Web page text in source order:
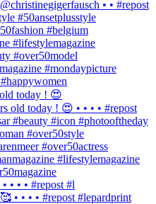
today ! 😍
• • • #repost #l